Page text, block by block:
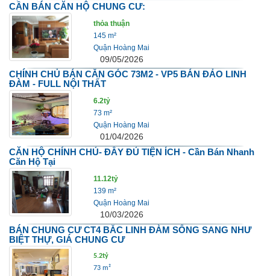
CẦN BÁN CĂN HỘ CHUNG CƯ:
thỏa thuận
145 m²
Quận Hoàng Mai
09/05/2026
CHÍNH CHỦ BÁN CĂN GÓC 73M2 - VP5 BÁN ĐẢO LINH
ĐÀM - FULL NỘI THẤT
6.2tỷ
73 m²
Quận Hoàng Mai
01/04/2026
CĂN HỘ CHÍNH CHỦ- ĐẦY ĐỦ TIỆN ÍCH - Cần Bán Nhanh
Căn Hộ Tại
11.12tỷ
139 m²
Quận Hoàng Mai
10/03/2026
BÁN CHUNG CƯ CT4 BẮC LINH ĐÀM SỐNG SANG NHƯ
BIỆT THỰ, GIÁ CHUNG CƯ
5.2tỷ
73 m²